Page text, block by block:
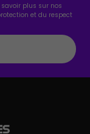
savoir plus sur nos
et du respect